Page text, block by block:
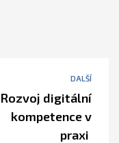
DALŠÍ
Rozvoj digitální
kompetence v
praxi